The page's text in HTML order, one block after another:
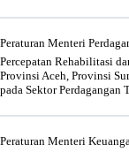
Peraturan Menteri
Percepatan Rehabilitasi
Provinsi Aceh, Provinsi
pada Sektor Perdagangan
Peraturan Menteri